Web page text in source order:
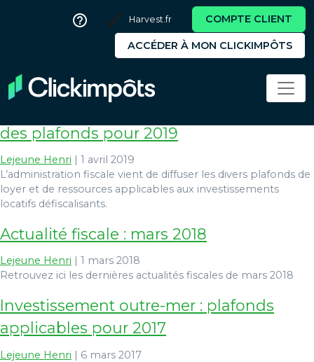
Harvest.fr COMPTE CLIENT
ACCÉDER À MON CLICKIMPÔTS
girardin
des plafonds pour 2019
Lejeune Henri
1 avril 2019
L’administration fiscale vient de diffuser les divers plafonds de
loyer et de ressources applicables aux investissements
locatifs défiscalisants.
Actualité fiscale : mars 2018
Lejeune Henri
1 mars 2018
Retrouvez ici les dernières actualités fiscales de mars 2018
Investissement outre-mer : plafonds
applicables pour 2017
Lejeune Henri | 6 mars 2017